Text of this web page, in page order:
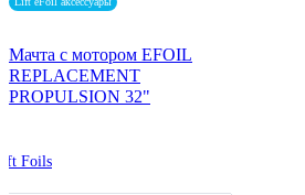
Мачта с мотором EFOIL
REPLACEMENT
PROPULSION 32"
Foils